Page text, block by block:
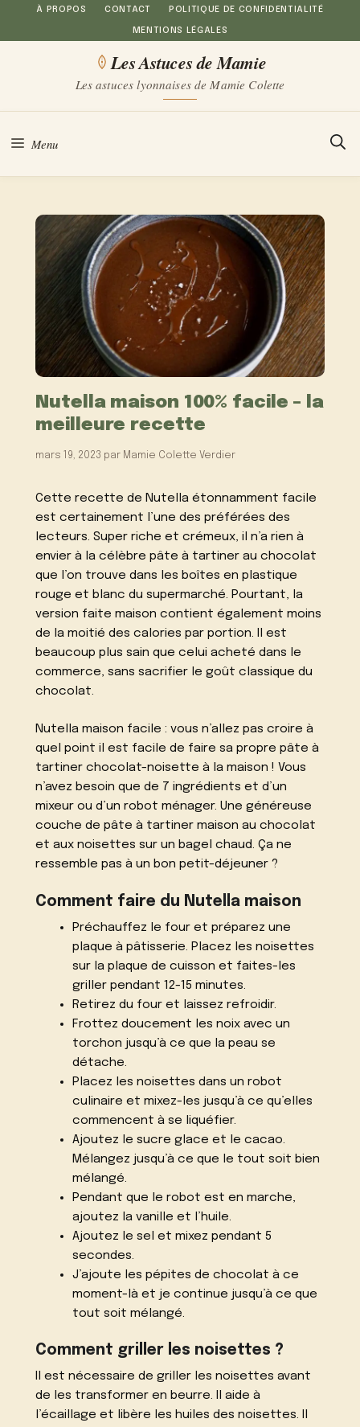
Aller
au
À PROPOS CONTACT POLITIQUE DE CONFIDENTIALITÉ
MENTIONS LÉGALES
Les Astuces de Mamie
Les astuces lyonnaises de Mamie Colette
Menu
Nutella maison 100% facile – la
meilleure recette
mars 19, 2023 par Mamie Colette Verdier
Cette recette de Nutella étonnamment facile
est certainement l’une des préférées des
lecteurs. Super riche et crémeux, il n’a rien à
envier à la célèbre pâte à tartiner au chocolat
que l’on trouve dans les boîtes en plastique
rouge et blanc du supermarché. Pourtant, la
version faite maison contient également moins
de la moitié des calories par portion. Il est
beaucoup plus sain que celui acheté dans le
commerce, sans sacrifier le goût classique du
chocolat.
Nutella maison facile : vous n’allez pas croire à
quel point il est facile de faire sa propre pâte à
tartiner chocolat-noisette à la maison ! Vous
n’avez besoin que de 7 ingrédients et d’un
mixeur ou d’un robot ménager. Une généreuse
couche de pâte à tartiner maison au chocolat
et aux noisettes sur un bagel chaud. Ça ne
ressemble pas à un bon petit-déjeuner ?
Comment faire du Nutella maison
Préchauffez le four et préparez une
plaque à pâtisserie. Placez les noisettes
sur la plaque de cuisson et faites-les
griller pendant 12-15 minutes.
Retirez du four et laissez refroidir.
Frottez doucement les noix avec un
torchon jusqu’à ce que la peau se
détache.
Placez les noisettes dans un robot
culinaire et mixez-les jusqu’à ce qu’elles
commencent à se liquéfier.
Ajoutez le sucre glace et le cacao.
Mélangez jusqu’à ce que le tout soit bien
mélangé.
Pendant que le robot est en marche,
ajoutez la vanille et l’huile.
Ajoutez le sel et mixez pendant 5
secondes.
J’ajoute les pépites de chocolat à ce
moment-là et je continue jusqu’à ce que
tout soit mélangé.
Comment griller les noisettes ?
Il est nécessaire de griller les noisettes avant
de les transformer en beurre. Il aide à
l’écaillage et libère les huiles des noisettes. Il